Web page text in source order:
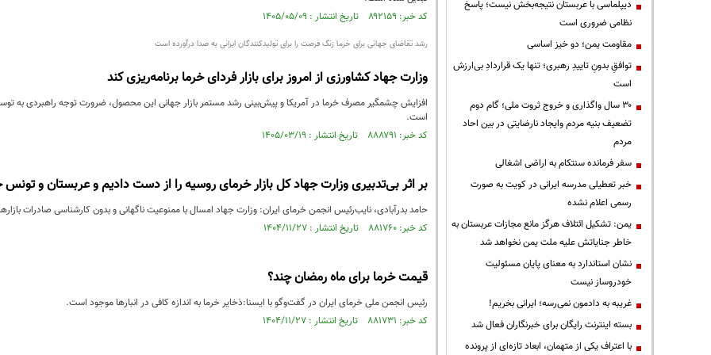
کد خبر: ۸۹۲۱۵۹ تاریخ انتشار : ۱۴۰۵/۰۵/۰۹
رشد تقاضای جهانی برای خرما زنگ فرصت را برای تولیدکنندگان ایرانی به صدا درآورده است
وزارت جهاد کشاورزی از امروز برای بازار فردای خرما برنامه‌ریزی کند
افزایش چشمگیر مصرف خرما در آمریکا و پیش‌بینی رشد مستمر بازار جهانی این محصول، ضرورت توجه راهبردی به
است.
کد خبر: ۸۸۸۷۹۱ تاریخ انتشار : ۱۴۰۵/۰۳/۱۹
بر اثر بی‌تدبیری وزارت جهاد کل بازار خرمای روسیه را از دست دادیم و عربستان و تونس
حامد بدرآبادی، نایب‌رئیس انجمن خرمای ایران: وزارت جهاد امسال با ممنوعیت ناگهانی و بدون کارشناسی صادرات
کد خبر: ۸۸۱۷۶۰ تاریخ انتشار : ۱۴۰۴/۱۱/۲۷
قیمت خرما برای ماه رمضان چند؟
رئیس انجمن ملی خرمای ایران در گفت‌وگو با ایسنا:ذخایر خرما به اندازه کافی در انبارها موجود است.
کد خبر: ۸۸۱۷۳۱ تاریخ انتشار : ۱۴۰۴/۱۱/۲۷
دیپلماسی با عربستان نتیجه‌بخش نیست؛ پاسخ
نظامی ضروری است
مقاومت یمن؛ دو خیز اساسی
توافقِ بدونِ تاییدِ رهبری؛ تنها یک قراردادِ بی‌ارزش
است
۳۰ سال واگذاری و خروج ثروت ملی؛ گام دوم
تضعیف بنیه مردم وایجاد نارضایتی در بین احاد
مردم
سفر فرمانده سنتکام به اراضی اشغالی
خبر تعطیلی مدرسه ایرانی در کویت به صورت
رسمی اعلام نشده
یمن: تشکیل ائتلاف هرگز مانع مجازات عربستان به
خاطر جنایاتش علیه ملت یمن نخواهد شد
نشان استاندارد به معنای پایان مسئولیت
خودروساز نیست
غریبه به دادمون نمی‌رسه؛ ایرانی بخریم!
بسته اینترنت رایگان برای خبرنگاران فعال شد
با اعتراف یکی از متهمان، ابعاد تازه‌ای از پرونده